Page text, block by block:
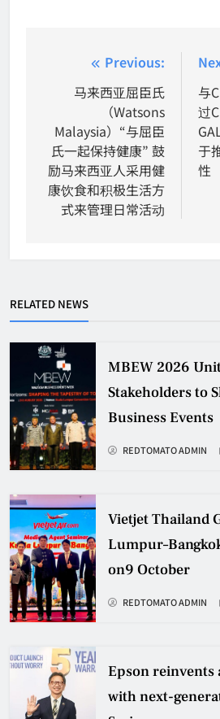
navigation
Previous:
马来西亚屈臣氏
（Watsons
Malaysia）“与屈臣
氏一起保持健康” 鼓
励马来西亚人采用健
康饮食和积极生活方
式来管理日常活动
与
过
于
性
RELATED NEWS
MBEW 2026
Stakeholders to
Business Events
REDTOMATO ADMIN
Vietjet Thailand
on9 October
REDTOMATO ADMIN
Epson
with next-